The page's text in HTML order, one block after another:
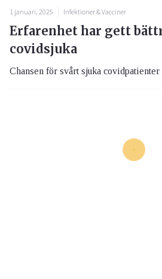
1 januari, 2025 Infektioner & Vacciner
Erfarenhet har gett
covidsjuka
Chansen för svårt sjuka covidpatienter